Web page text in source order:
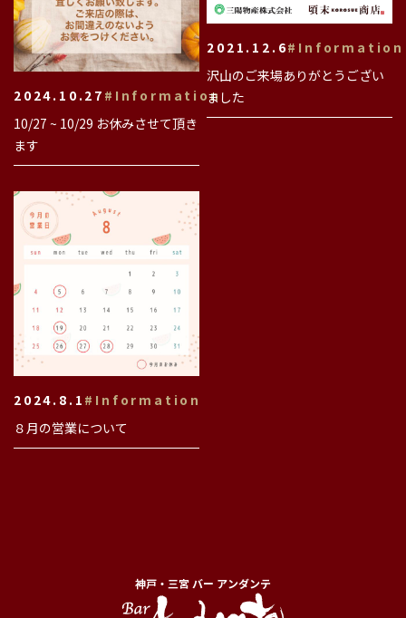
2024.10.27 #Information
10/27 ~ 10/29 お休みさせて頂き
ます
2021.12.6#Information
沢山のご来場ありがとうござい
ました
2024.8.1 #Information
８月の営業について
神戸・三宮 バー アンダンテ